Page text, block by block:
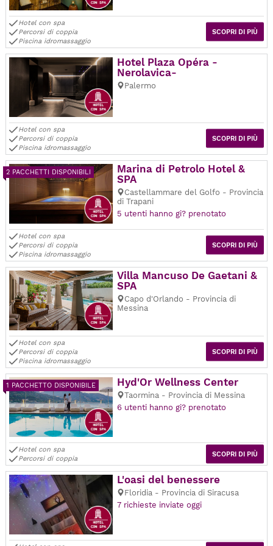
SCOPRI DI PIÙ
Hotel con spa
Percorsi di coppia
Piscina idromassaggio
Hotel Plaza Opéra -
Nerolavica-
Palermo
SCOPRI DI PIÙ
Hotel con spa
Percorsi di coppia
Piscina idromassaggio
2 PACCHETTI DISPONIBILI
Marina di Petrolo Hotel &
SPA
Castellammare del Golfo - Provincia
di Trapani
5 utenti hanno gi? prenotato
SCOPRI DI PIÙ
Hotel con spa
Percorsi di coppia
Piscina idromassaggio
Villa Mancuso De Gaetani &
SPA
Capo d'Orlando - Provincia di
Messina
SCOPRI DI PIÙ
Hotel con spa
Percorsi di coppia
Piscina idromassaggio
1 PACCHETTO DISPONIBILE Hyd'Or Wellness Center
Taormina - Provincia di Messina
6 utenti hanno gi? prenotato
SCOPRI DI PIÙ
Hotel con spa
Percorsi di coppia
L'oasi del benessere
Floridia - Provincia di Siracusa
7 richieste inviate oggi